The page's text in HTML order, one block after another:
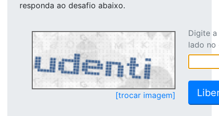
responda ao desafio abaixo.
[trocar imagem]
Digite
lado no